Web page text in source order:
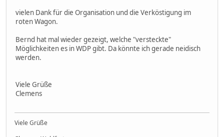
vielen Dank für die Organisation und die Verköstigung im
roten Wagon.
Bernd hat mal wieder gezeigt, welche "versteckte"
Möglichkeiten es in WDP gibt. Da könnte ich gerade neidisch
werden.
Viele Grüße
Clemens
Viele Grüße